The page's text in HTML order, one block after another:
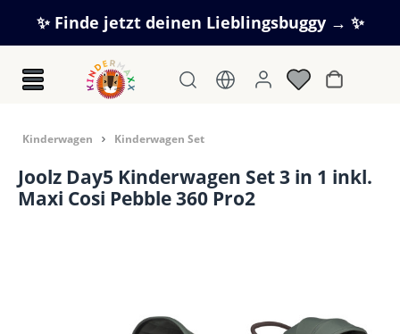
Zum Hauptinhalt springen
✨ Finde jetzt deinen Lieblingsbuggy → ✨
Kinderwagen Kinderwagen Set
Joolz Day5 Kinderwagen Set 3 in 1 inkl.
Maxi Cosi Pebble 360 Pro2